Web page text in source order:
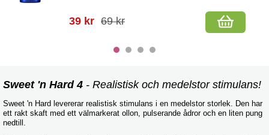
39 kr 69 kr
Sweet 'n Hard 4 - Realistisk och medelstor stimulans!
Sweet 'n Hard levererar realistisk stimulans i en medelstor storlek. Den har
ett rakt skaft med ett välmarkerat ollon, pulserande ådror och en liten pung
nedtill.